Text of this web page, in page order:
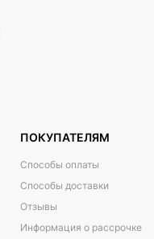
ПОКУПАТЕЛЯМ
Способы оплаты
Способы доставки
Отзывы
Информация о рассрочке